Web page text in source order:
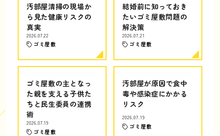
汚部屋清掃の現場か
ら見た健康リスクの
真実
2026.07.22
ゴミ屋敷
結婚前に知っておき
たいゴミ屋敷問題の
解決策
2026.07.21
ゴミ屋敷
ゴミ屋敷の主となっ
た親を支える子供た
ちと民生委員の連携
術
2026.07.19
ゴミ屋敷
汚部屋が原因で食中
毒や感染症にかかる
リスク
2026.07.19
ゴミ屋敷